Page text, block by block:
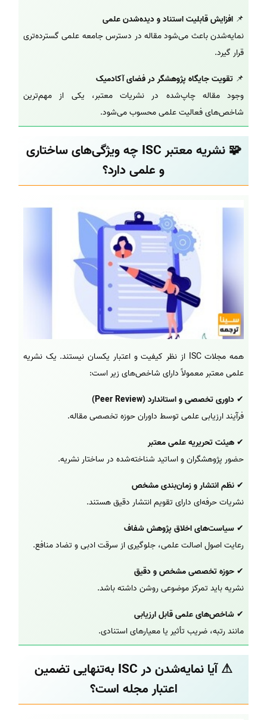
📌 افزایش قابلیت استناد و دیده‌شدن علمی
نمایه‌شدن باعث می‌شود مقاله در دسترس جامعه علمی گسترده‌تری
قرار گیرد.
📌 تقویت جایگاه پژوهشگر در فضای آکادمیک
وجود مقاله چاپ‌شده در نشریات معتبر، یکی از مهم‌ترین
شاخص‌های فعالیت علمی محسوب می‌شود.
🧩 نشریه معتبر ISC چه ویژگی‌های ساختاری
و علمی دارد؟
همه مجلات ISC از نظر کیفیت و اعتبار یکسان نیستند. یک نشریه
علمی معتبر معمولاً دارای شاخص‌های زیر است:
✔ داوری تخصصی و استاندارد (Peer Review)
فرآیند ارزیابی علمی توسط داوران حوزه تخصصی مقاله.
✔ هیئت تحریریه علمی معتبر
حضور پژوهشگران و اساتید شناخته‌شده در ساختار نشریه.
✔ نظم انتشار و زمان‌بندی مشخص
نشریات حرفه‌ای دارای تقویم انتشار دقیق هستند.
✔ سیاست‌های اخلاق پژوهش شفاف
رعایت اصول اصالت علمی، جلوگیری از سرقت ادبی و تضاد منافع.
✔ حوزه تخصصی مشخص و دقیق
نشریه باید تمرکز موضوعی روشن داشته باشد.
✔ شاخص‌های علمی قابل ارزیابی
مانند رتبه، ضریب تأثیر یا معیارهای استنادی.
⚠ آیا نمایه‌شدن در ISC به‌تنهایی تضمین
اعتبار مجله است؟